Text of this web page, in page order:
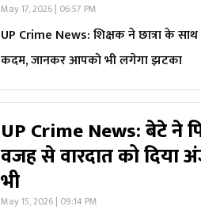
May 17, 2026 | 06:57 PM
UP Crime News: शिक्षक ने छात्रा के
कदम, जानकर आपको भी लगेगा झटका
UP Crime News: बेटे ने
वजह से वारदात को
भी
May 15, 2026 | 09:14 PM